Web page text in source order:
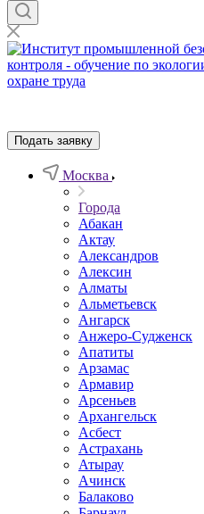
Подать заявку
Москва
Города
Абакан
Актау
Александров
Алексин
Алматы
Альметьевск
Ангарск
Анжеро-Судженск
Апатиты
Арзамас
Армавир
Арсеньев
Архангельск
Асбест
Астрахань
Атырау
Ачинск
Балаково